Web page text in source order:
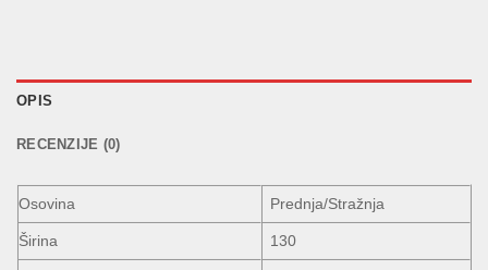
OPIS
RECENZIJE (0)
Osovina Prednja/Stražnja
Širina 130